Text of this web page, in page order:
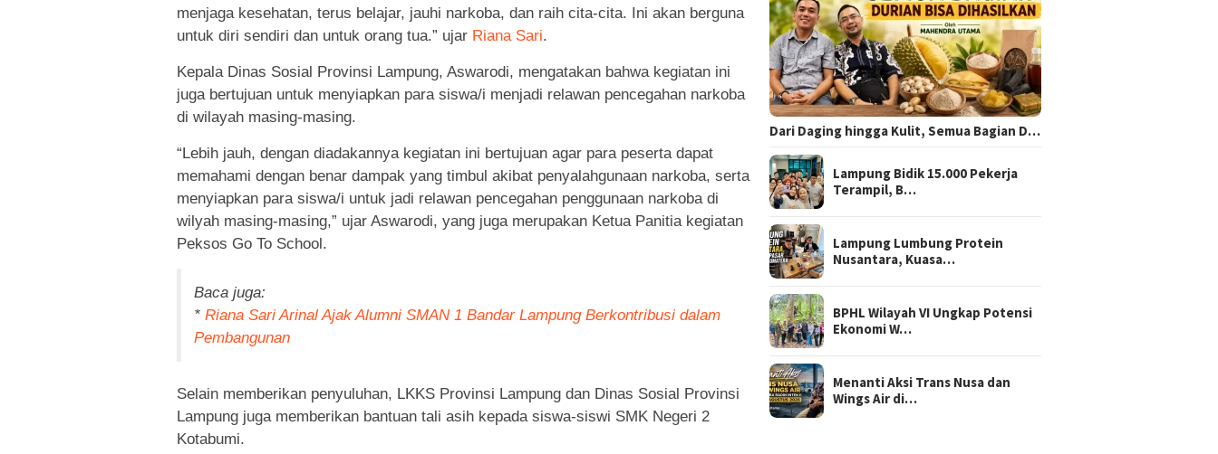
menjaga kesehatan, terus belajar, jauhi narkoba, dan raih cita-cita. Ini akan berguna
untuk diri sendiri dan untuk orang tua.” ujar Riana Sari.
Kepala Dinas Sosial Provinsi Lampung, Aswarodi, mengatakan bahwa kegiatan ini
juga bertujuan untuk menyiapkan para siswa/i menjadi relawan pencegahan narkoba
di wilayah masing-masing.
“Lebih jauh, dengan diadakannya kegiatan ini bertujuan agar para peserta dapat
memahami dengan benar dampak yang timbul akibat penyalahgunaan narkoba, serta
menyiapkan para siswa/i untuk jadi relawan pencegahan penggunaan narkoba di
wilyah masing-masing,” ujar Aswarodi, yang juga merupakan Ketua Panitia kegiatan
Peksos Go To School.
Baca juga:
* Riana Sari Arinal Ajak Alumni SMAN 1 Bandar Lampung Berkontribusi dalam
Pembangunan
Selain memberikan penyuluhan, LKKS Provinsi Lampung dan Dinas Sosial Provinsi
Lampung juga memberikan bantuan tali asih kepada siswa-siswi SMK Negeri 2
Kotabumi.
Dari Daging hingga Kulit, Semua Bagian D…
Lampung Bidik 15.000 Pekerja
Terampil, B…
Lampung Lumbung Protein
Nusantara, Kuasa…
BPHL Wilayah VI Ungkap Potensi
Ekonomi W…
Menanti Aksi Trans Nusa dan
Wings Air di…